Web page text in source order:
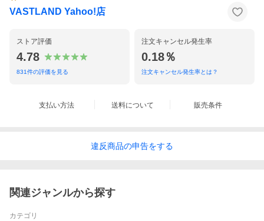
VASTLAND Yahoo!店
ストア評価
4.78
831件の評価を見る
注文キャンセル発生率
0.18％
注文キャンセル発生率とは？
支払い方法 送料について 販売条件
違反商品の申告をする
関連ジャンルから探す
カテゴリ